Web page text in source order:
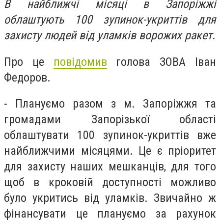
В найближчі місяці в Запоріжжі
облаштують 100 зупинок-укриттів для
захисту людей від уламків ворожих ракет.
Про це повідомив голова ЗОВА Іван
Федоров.
- Плануємо разом з м. Запоріжжя та
громадами Запорізької області
облаштувати 100 зупинок-укриттів вже
найближчими місяцями. Це є пріоритет
для захисту наших мешканців, для того
щоб в кроковій доступності можливо
було укритись від уламків. Звичайно ж
фінансувати це плануємо за рахунок